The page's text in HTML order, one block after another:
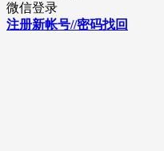
微信登录
注册新帐号//密码找回